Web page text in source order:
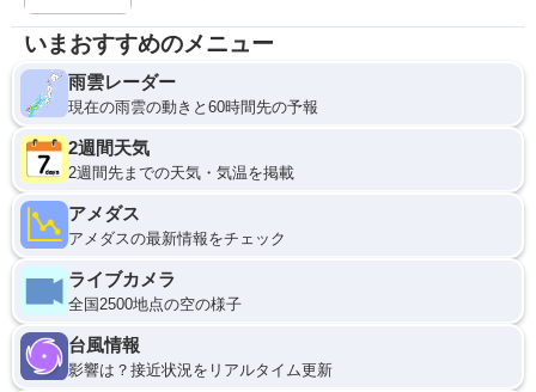
いまおすすめのメニュー
雨雲レーダー
現在の雨雲の動きと60時間先の予報
2週間天気
2週間先までの天気・気温を掲載
アメダス
アメダスの最新情報をチェック
ライブカメラ
全国2500地点の空の様子
台風情報
影響は？接近状況をリアルタイム更新